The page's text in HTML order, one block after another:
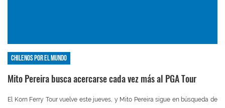
Chilenos por el mundo
Mito Pereira busca acercarse cada vez más al PGA Tour
El Korn Ferry Tour vuelve este jueves, y Mito Pereira sigue en búsqueda de